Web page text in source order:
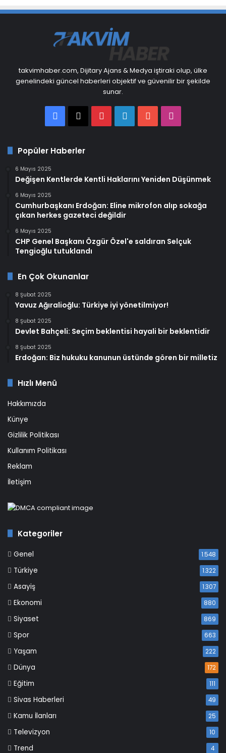
takvimhaber.com, Dijitary Ajans & Medya iştiraki olup, ülke
genelindeki güncel haberleri objektif ve güvenilir bir şekilde
sunar.
Facebook
X PinterestLinkedInYouTube
Popüler Haberler
6 Mayıs 2025
Değişen Kentlerde Kentli Haklarını Yeniden Düşünmek
6 Mayıs 2025
Cumhurbaşkanı Erdoğan: Eline mikrofon alıp sokağa
çıkan herkes gazeteci değildir
6 Mayıs 2025
CHP Genel Başkanı Özgür Özel'e saldıran Selçuk
Tengioğlu tutuklandı
En Çok Okunanlar
8 Şubat 2025
Yavuz Ağıralioğlu: Türkiye iyi yönetilmiyor!
8 Şubat 2025
Devlet Bahçeli: Seçim beklentisi hayali bir beklentidir
8 Şubat 2025
Erdoğan: Biz hukuku kanunun üstünde gören bir milletiz
Hızlı Menü
Hakkımızda
Künye
Gizlilik Politikası
Kullanım Politikası
Reklam
İletişim
Kategoriler
Genel 1.548
Türkiye 1.322
Asayiş 1.307
Ekonomi 880
Siyaset 869
Spor 663
Yaşam 222
Dünya 172
Eğitim 111
Sivas Haberleri 49
Kamu İlanları 25
Televizyon 10
Trend 4